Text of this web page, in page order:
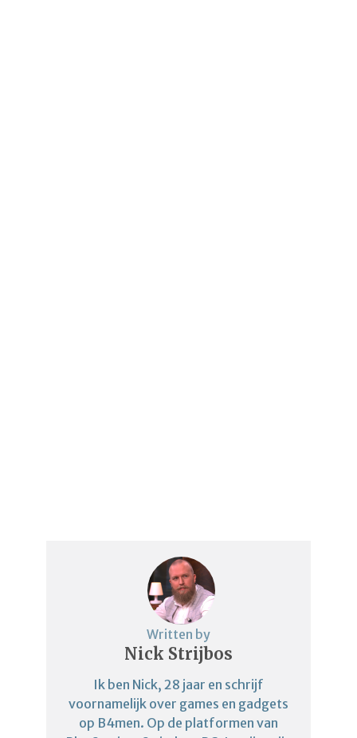
Written by
Nick Strijbos
Ik ben Nick, 28 jaar en schrijf
voornamelijk over games en gadgets
op B4men. Op de platformen van